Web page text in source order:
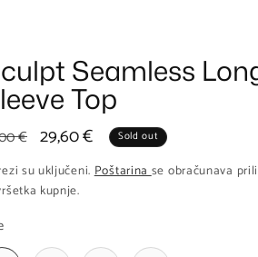
Seamless
Top
€ Prodajna
cijena
29,60 € Sold out
su uključeni.Poštarinase obračunava
kupnje.